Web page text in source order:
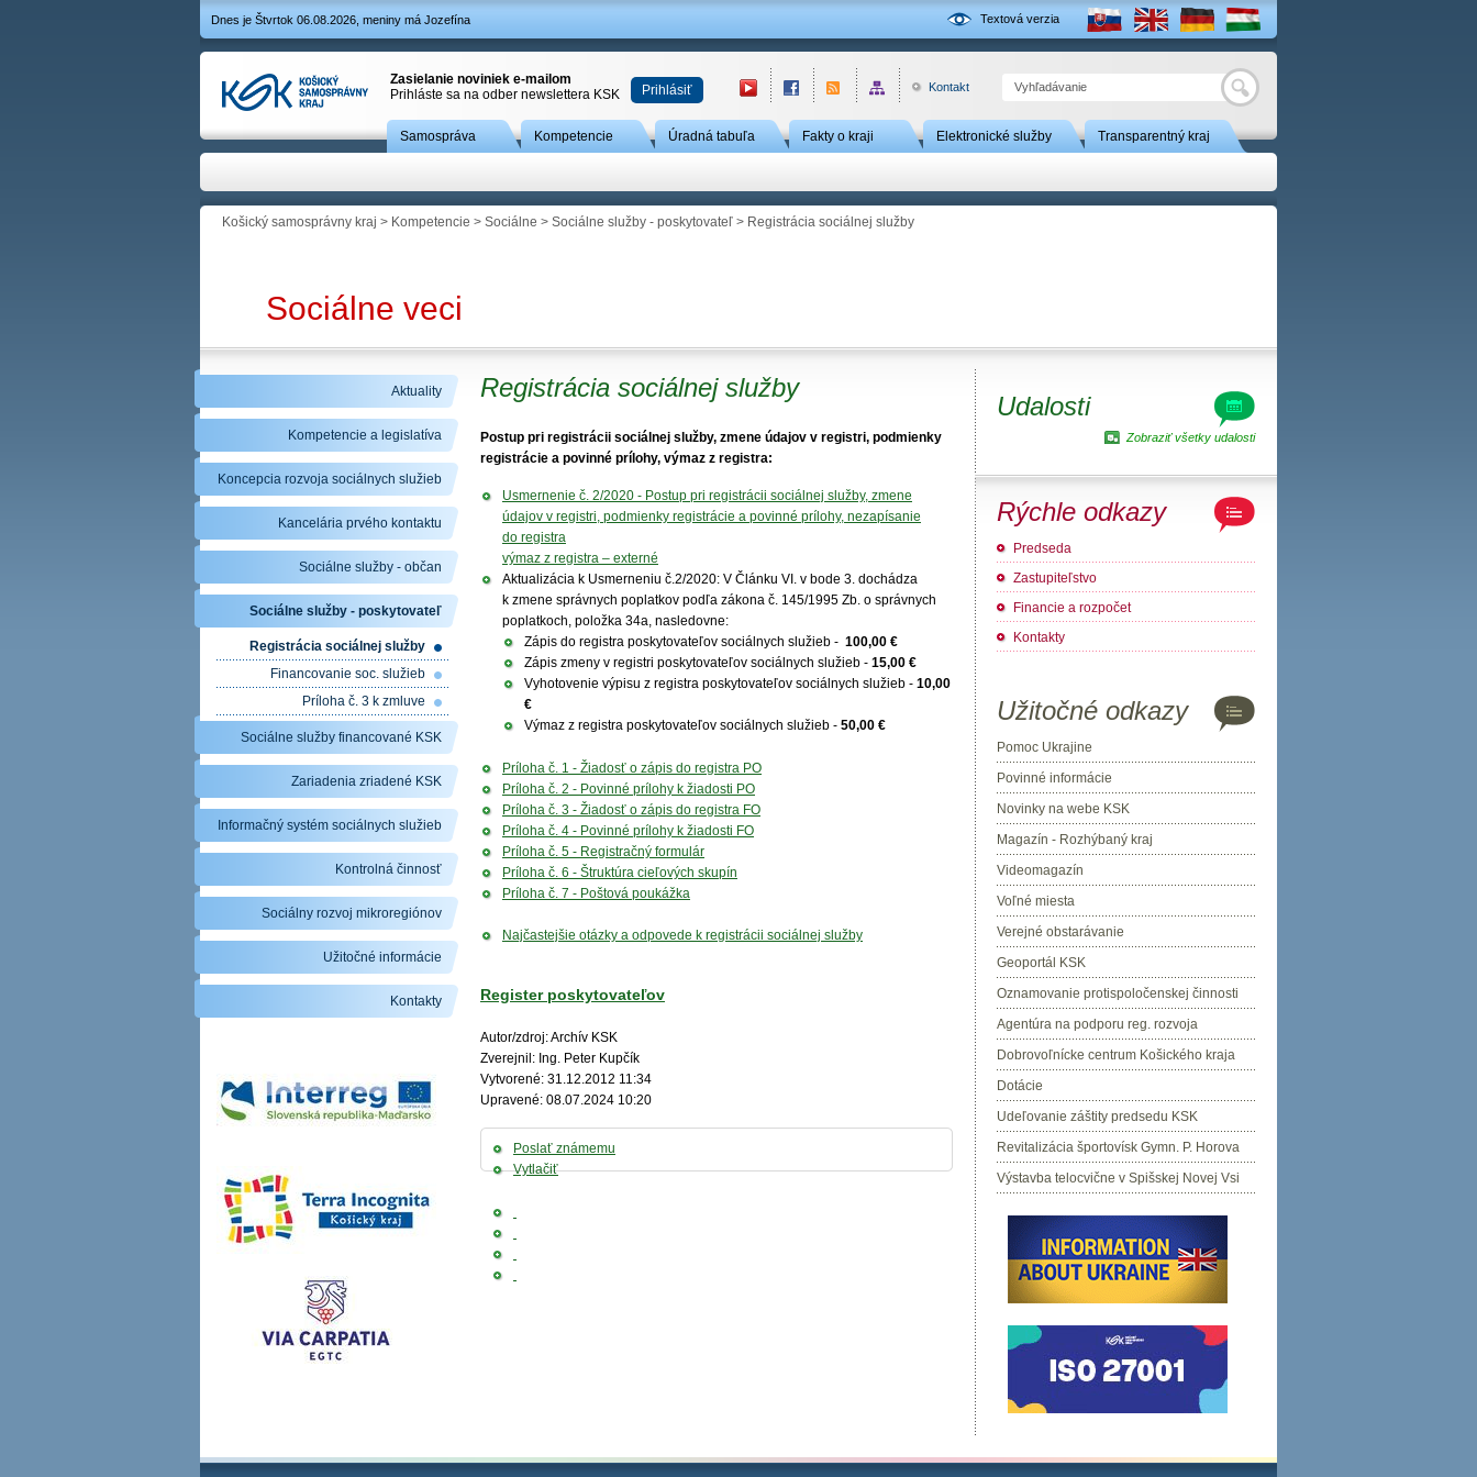
Textová verzia
Dnes je Štvrtok 06.08.2026, meniny má Jozefína
Hľadať
Zasielanie noviniek e-mailom
Prihláste sa na odber newslettera KSK
Prihlásiť Kontakt
Samospráva Kompetencie Úradná tabuľa Fakty o kraji Elektronické služby Transparentný kraj
Košický samosprávny kraj > Kompetencie > Sociálne > Sociálne služby - poskytovateľ > Registrácia sociálnej služby
Sociálne veci
Registrácia sociálnej služby
Postup pri registrácii sociálnej služby, zmene údajov v registri, podmienky
registrácie a povinné prílohy, výmaz z registra:
Usmernenie č. 2/2020 - Postup pri registrácii sociálnej služby, zmene
údajov v registri, podmienky registrácie a povinné prílohy, nezapísanie
do registra
výmaz z registra – externé
Aktualizácia k Usmerneniu č.2/2020: V Článku VI. v bode 3. dochádza
k zmene správnych poplatkov podľa zákona č. 145/1995 Zb. o správnych
poplatkoch, položka 34a, nasledovne:
Zápis do registra poskytovateľov sociálnych služieb - 100,00 €
Zápis zmeny v registri poskytovateľov sociálnych služieb - 15,00 €
Vyhotovenie výpisu z registra poskytovateľov sociálnych služieb - 10,00
€
Výmaz z registra poskytovateľov sociálnych služieb - 50,00 €
Príloha č. 1 - Žiadosť o zápis do registra PO
Príloha č. 2 - Povinné prílohy k žiadosti PO
Príloha č. 3 - Žiadosť o zápis do registra FO
Príloha č. 4 - Povinné prílohy k žiadosti FO
Príloha č. 5 - Registračný formulár
Príloha č. 6 - Štruktúra cieľových skupín
Príloha č. 7 - Poštová poukážka
Najčastejšie otázky a odpovede k registrácii sociálnej služby
Register poskytovateľov
Autor/zdroj: Archív KSK
Zverejnil: Ing. Peter Kupčík
Vytvorené: 31.12.2012 11:34
Upravené: 08.07.2024 10:20
Poslať známemu
Vytlačiť
Aktuality
Kompetencie a legislatíva
Koncepcia rozvoja sociálnych služieb
Kancelária prvého kontaktu
Sociálne služby - občan
Sociálne služby - poskytovateľ
Registrácia sociálnej služby
Financovanie soc. služieb
Príloha č. 3 k zmluve
Sociálne služby financované KSK
Zariadenia zriadené KSK
Informačný systém sociálnych služieb
Kontrolná činnosť
Sociálny rozvoj mikroregiónov
Užitočné informácie
Kontakty
Udalosti
Zobraziť všetky udalosti
Rýchle odkazy
Predseda
Zastupiteľstvo
Financie a rozpočet
Kontakty
Užitočné odkazy
Pomoc Ukrajine
Povinné informácie
Novinky na webe KSK
Magazín - Rozhýbaný kraj
Videomagazín
Voľné miesta
Verejné obstarávanie
Geoportál KSK
Oznamovanie protispoločenskej činnosti
Agentúra na podporu reg. rozvoja
Dobrovoľnícke centrum Košického kraja
Dotácie
Udeľovanie záštity predsedu KSK
Revitalizácia športovísk Gymn. P. Horova
Výstavba telocvične v Spišskej Novej Vsi